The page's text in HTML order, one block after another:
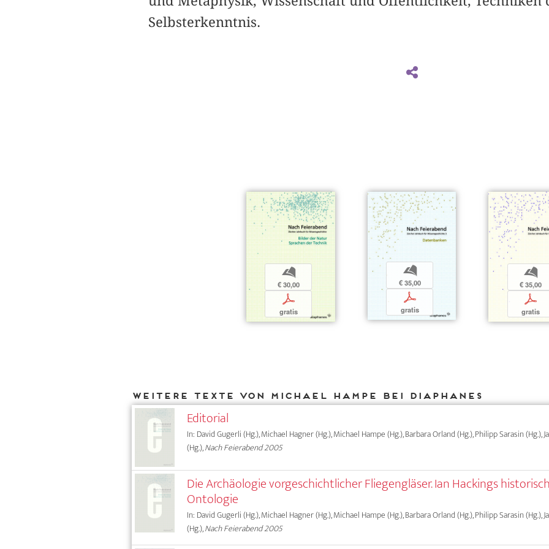
Selbsterkenntnis.
b
€ 30,00
p
gratis
b
€ 35,00
p
gratis
b
€ 35,00
p
gratis
Weitere Texte von Michael Hampe bei DIAPHANES
Editorial
In: David Gugerli (Hg.), Michael Hagner (Hg.), Michael Hampe (Hg.), Barbara Orland (Hg.), Philipp Sarasin (Hg.),
(Hg.),Nach Feierabend 2005
Die Archäologie vorgeschichtlicher Fliegengläser. Ian Hackings
Ontologie
In: David Gugerli (Hg.), Michael Hagner (Hg.), Michael Hampe (Hg.), Barbara Orland (Hg.), Philipp Sarasin (Hg.),
(Hg.),Nach Feierabend 2005